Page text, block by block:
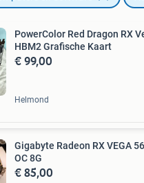
PowerColor Red Dragon RX
HBM2 Grafische Kaart
€ 99,00
Helmond
Gigabyte Radeon RX VEGA
OC 8G
€ 85,00